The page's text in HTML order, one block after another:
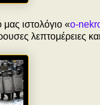
ιστολόγιο «o-
λεπτομέρειες